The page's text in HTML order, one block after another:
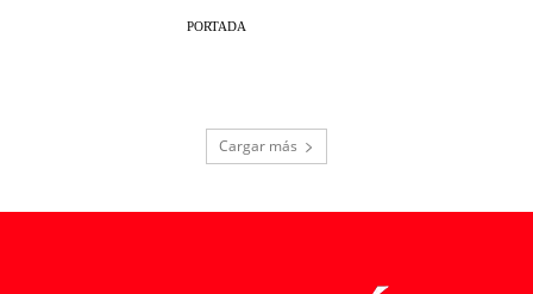
PORTADA
Cargar más